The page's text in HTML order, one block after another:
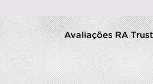
Avaliações RA